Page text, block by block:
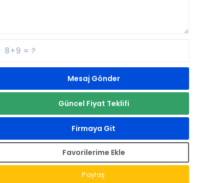
Mesaj Gönder
Güncel Fiyat Teklifi
Firmaya Git
Favorilerime Ekle
Paylaş